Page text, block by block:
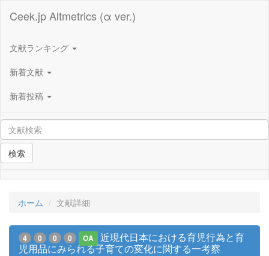
Ceek.jp Altmetrics (α ver.)
文献ランキング
新着文献
新着投稿
検索
ホーム 文献詳細
4 0 0 0 OA
近現代日本における育児行為と育
児用品にみられる子育ての変化に関する一考察